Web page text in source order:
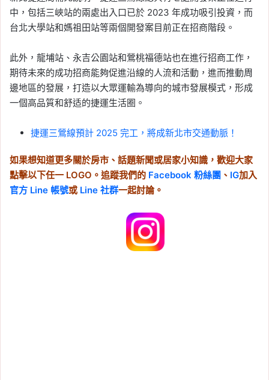
中，包括三峽站的兩處出入口已於 2023 年成功吸引投資，而
台北大學站和媽祖田站等兩個開發案目前正在招商階段。
此外，龍埔站、永吉公園站和鶯桃福德站也在進行招商工作，
期待未來的成功招商能夠促進沿線的人流和活動，進而推動周
邊地區的發展，打造以大眾運輸為導向的城市發展模式，形成
一個高品質和舒适的捷運生活圈。
捷運三鶯線預計 2025 完工，將成新北市交通動脈！
如果想知道更多關於房市、話題新聞或居家小知識，歡迎大家
點擊以下任一 LOGO。追蹤我們的 Facebook 粉絲團 、 IG加入
官方 Line 帳號或 Line 社群一起討論。